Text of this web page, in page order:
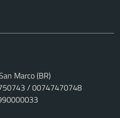
Marco (BR)
/ 00747470748